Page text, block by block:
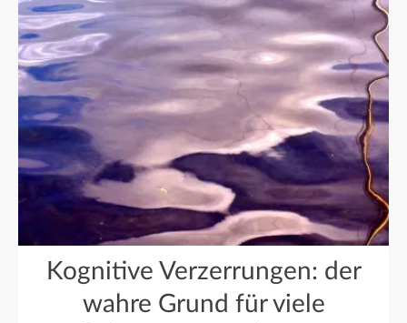
Kognitive Verzerrungen: der
wahre Grund für viele